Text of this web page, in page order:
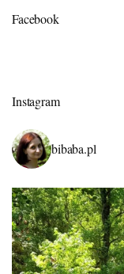
Facebook
Instagram
bibaba.pl